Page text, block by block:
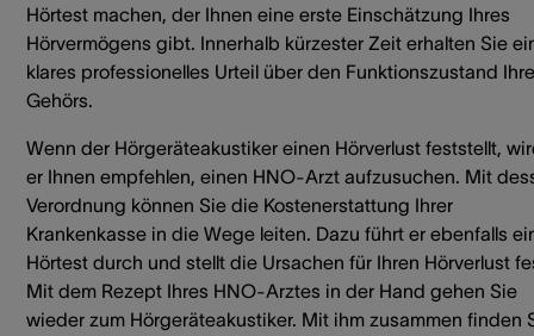
Hörtest machen, der Ihnen eine erste Einschätzung Ihres
Hörvermögens gibt. Innerhalb kürzester Zeit erhalten Sie
klares professionelles Urteil über den Funktionszustand
Gehörs.
Wenn der Hörgeräteakustiker einen Hörverlust feststellt,
er Ihnen empfehlen, einen HNO-Arzt aufzusuchen. Mit
Verordnung können Sie die Kostenerstattung Ihrer
Krankenkasse in die Wege leiten. Dazu führt er ebenfalls
Hörtest durch und stellt die Ursachen für Ihren Hörverlust
Mit dem Rezept Ihres HNO-Arztes in der Hand gehen Sie
wieder zum Hörgeräteakustiker. Mit ihm zusammen finden